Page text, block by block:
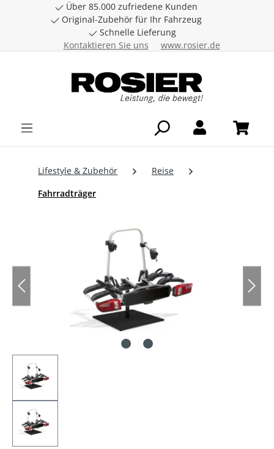
Zum Hauptinhalt springen
Über 85.000 zufriedene Kunden
Original-Zubehör für Ihr Fahrzeug
Schnelle Lieferung
Kontaktieren Sie uns
www.rosier.de
Lifestyle & Zubehör
Reise
Fahrradträger